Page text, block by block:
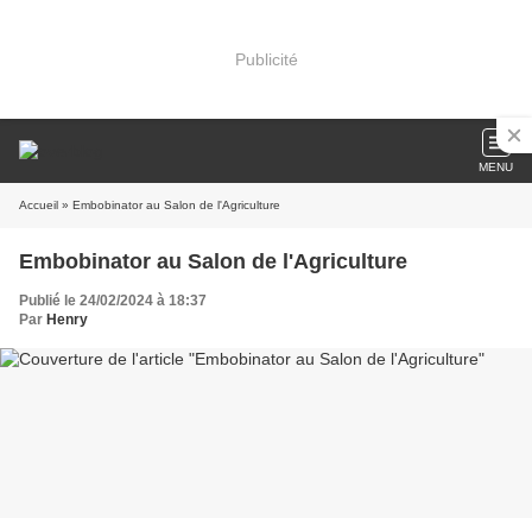
Publicité
MENU
Accueil » Embobinator au Salon de l'Agriculture
Embobinator au Salon de l'Agriculture
Publié le 24/02/2024 à 18:37
Par Henry